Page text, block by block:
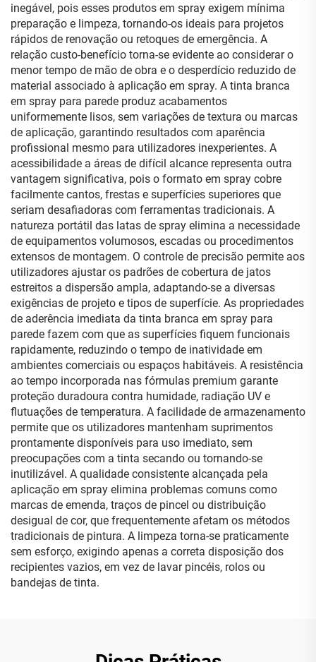
inegável, pois esses produtos em spray exigem mínima
preparação e limpeza, tornando-os ideais para projetos
rápidos de renovação ou retoques de emergência. A
relação custo-benefício torna-se evidente ao considerar o
menor tempo de mão de obra e o desperdício reduzido de
material associado à aplicação em spray. A tinta branca
em spray para parede produz acabamentos
uniformemente lisos, sem variações de textura ou marcas
de aplicação, garantindo resultados com aparência
profissional mesmo para utilizadores inexperientes. A
acessibilidade a áreas de difícil alcance representa outra
vantagem significativa, pois o formato em spray cobre
facilmente cantos, frestas e superfícies superiores que
seriam desafiadoras com ferramentas tradicionais. A
natureza portátil das latas de spray elimina a necessidade
de equipamentos volumosos, escadas ou procedimentos
extensos de montagem. O controle de precisão permite aos
utilizadores ajustar os padrões de cobertura de jatos
estreitos a dispersão ampla, adaptando-se a diversas
exigências de projeto e tipos de superfície. As propriedades
de aderência imediata da tinta branca em spray para
parede fazem com que as superfícies fiquem funcionais
rapidamente, reduzindo o tempo de inatividade em
ambientes comerciais ou espaços habitáveis. A resistência
ao tempo incorporada nas fórmulas premium garante
proteção duradoura contra humidade, radiação UV e
flutuações de temperatura. A facilidade de armazenamento
permite que os utilizadores mantenham suprimentos
prontamente disponíveis para uso imediato, sem
preocupações com a tinta secando ou tornando-se
inutilizável. A qualidade consistente alcançada pela
aplicação em spray elimina problemas comuns como
marcas de emenda, traços de pincel ou distribuição
desigual de cor, que frequentemente afetam os métodos
tradicionais de pintura. A limpeza torna-se praticamente
sem esforço, exigindo apenas a correta disposição dos
recipientes vazios, em vez de lavar pincéis, rolos ou
bandejas de tinta.